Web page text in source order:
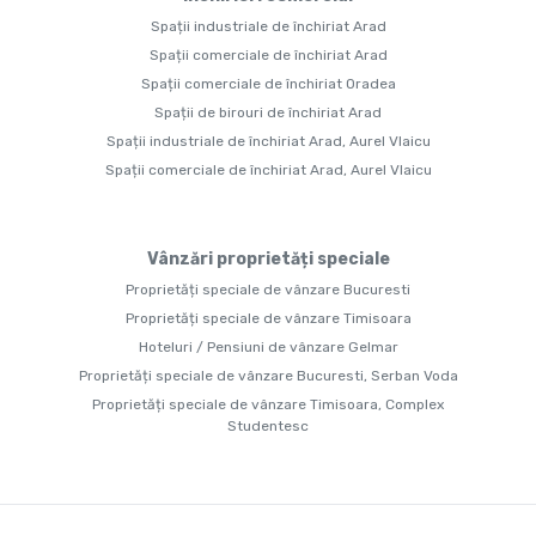
Spații industriale de închiriat Arad
Spații comerciale de închiriat Arad
Spații comerciale de închiriat Oradea
Spații de birouri de închiriat Arad
Spații industriale de închiriat Arad, Aurel Vlaicu
Spații comerciale de închiriat Arad, Aurel Vlaicu
Vânzări proprietăți speciale
Proprietăți speciale de vânzare Bucuresti
Proprietăți speciale de vânzare Timisoara
Hoteluri / Pensiuni de vânzare Gelmar
Proprietăți speciale de vânzare Bucuresti, Serban Voda
Proprietăți speciale de vânzare Timisoara, Complex
Studentesc